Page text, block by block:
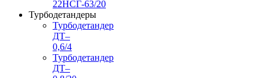
22НСГ-63/20
Турбодетандеры
Турбодетандер
ДТ–
0,6/4
Турбодетандер
ДТ–